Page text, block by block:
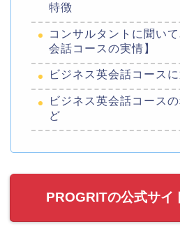
特徴
コンサルタントに聞い
会話コースの実情】
ビジネス英会話コース
ビジネス英会話コース
ど
PROGRITの公式サイ